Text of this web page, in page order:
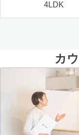
4LDK
カ